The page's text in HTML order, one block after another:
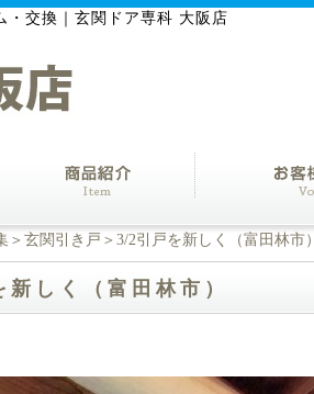
・交換｜玄関ドア専科 大阪店
＞ 玄関引き戸 ＞3/2引戸を新しく（富田林市）
しく（富田林市）